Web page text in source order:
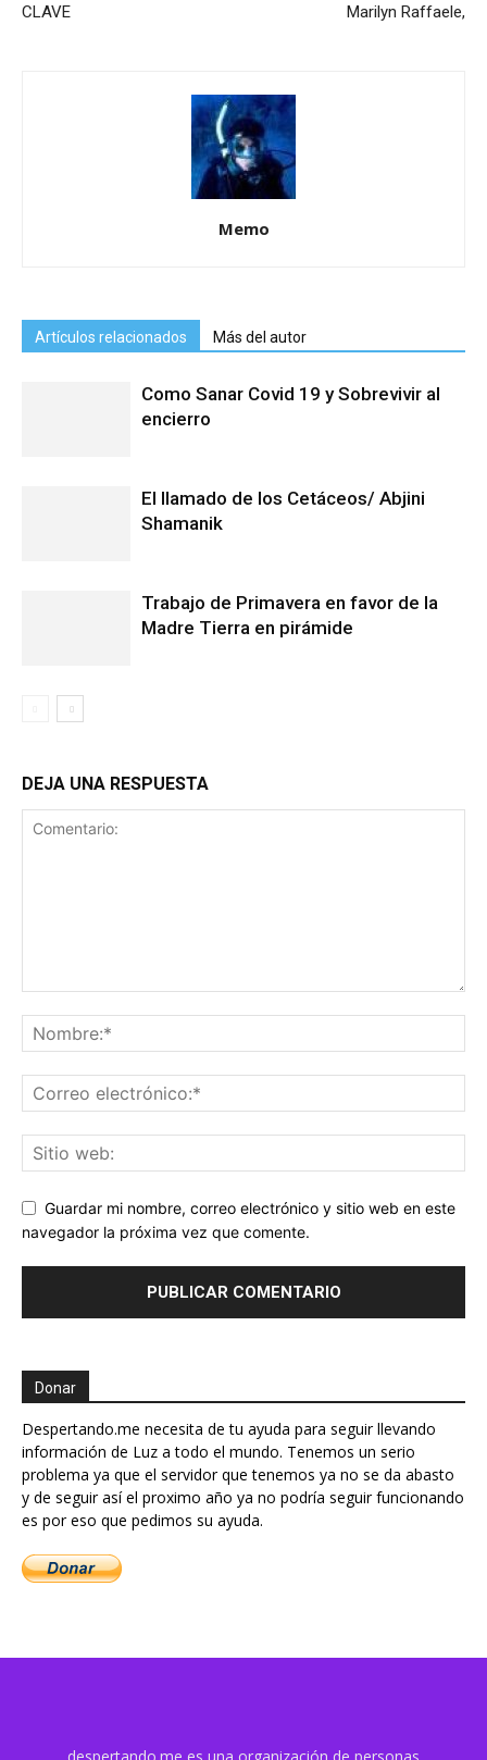
CLAVE
Marilyn Raffaele,
Memo
Artículos relacionados Más del autor
Como Sanar Covid 19 y Sobrevivir al
encierro
El llamado de los Cetáceos/ Abjini
Shamanik
Trabajo de Primavera en favor de la
Madre Tierra en pirámide
DEJA UNA RESPUESTA
Guardar mi nombre, correo electrónico y sitio web en este
navegador la próxima vez que comente.
Donar
Despertando.me necesita de tu ayuda para seguir llevando
información de Luz a todo el mundo. Tenemos un serio
problema ya que el servidor que tenemos ya no se da abasto
y de seguir así el proximo año ya no podría seguir funcionando
es por eso que pedimos su ayuda.